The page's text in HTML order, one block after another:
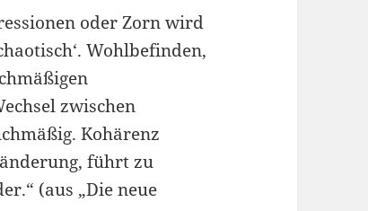
oder Zorn wird
Wohlbefinden,
zwischen
Kohärenz
führt zu
(aus „Die neue